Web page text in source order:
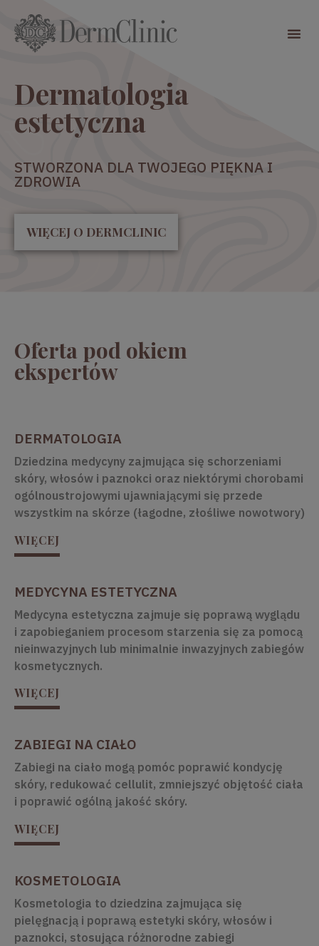
Dermatologia
estetyczna
STWORZONA DLA TWOJEGO PIĘKNA I
ZDROWIA
WIĘCEJ O DERMCLINIC
Oferta pod okiem
ekspertów
DERMATOLOGIA
Dziedzina medycyny zajmująca się schorzeniami
skóry, włosów i paznokci oraz niektórymi chorobami
ogólnoustrojowymi ujawniającymi się przede
wszystkim na skórze (łagodne, złośliwe nowotwory)
WIĘCEJ
MEDYCYNA ESTETYCZNA
Medycyna estetyczna zajmuje się poprawą wyglądu
i zapobieganiem procesom starzenia się za pomocą
nieinwazyjnych lub minimalnie inwazyjnych zabiegów
kosmetycznych.
WIĘCEJ
ZABIEGI NA CIAŁO
Zabiegi na ciało mogą pomóc poprawić kondycję
skóry, redukować cellulit, zmniejszyć objętość ciała
i poprawić ogólną jakość skóry.
WIĘCEJ
KOSMETOLOGIA
Kosmetologia to dziedzina zajmująca się
pielęgnacją i poprawą estetyki skóry, włosów i
paznokci, stosująca różnorodne zabiegi